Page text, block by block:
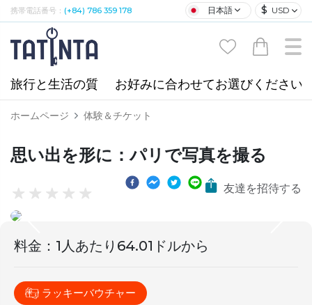
携帯電話番号： (+84) 786 359 178 日本語 $ USD
旅行と生活の質 お好みに合わせてお選びください
ホームページ 体験＆チケット
思い出を形に：パリで写真を撮る
友達を招待する
料金 ： 1人あたり64.01ドルから
ラッキーバウチャー